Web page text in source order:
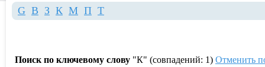
G В З К М П Т
Поиск по ключевому слову "К" (совпадений: 1) Отменить